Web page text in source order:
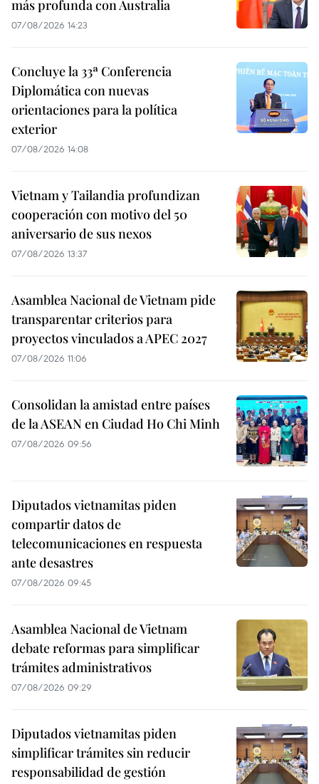
más profunda con Australia
07/08/2026 14:23
Concluye la 33ª Conferencia
Diplomática con nuevas
orientaciones para la política
exterior
07/08/2026 14:08
Vietnam y Tailandia profundizan
cooperación con motivo del 50
aniversario de sus nexos
07/08/2026 13:37
Asamblea Nacional de Vietnam pide
transparentar criterios para
proyectos vinculados a APEC 2027
07/08/2026 11:06
Consolidan la amistad entre países
de la ASEAN en Ciudad Ho Chi Minh
07/08/2026 09:56
Diputados vietnamitas piden
compartir datos de
telecomunicaciones en respuesta
ante desastres
07/08/2026 09:45
Asamblea Nacional de Vietnam
debate reformas para simplificar
trámites administrativos
07/08/2026 09:29
Diputados vietnamitas piden
simplificar trámites sin reducir
responsabilidad de gestión